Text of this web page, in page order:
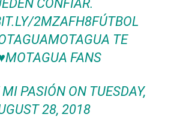
CONFIAR.
2MZAFH8FÚTBOL
TE
FANS
MI PASIÓN ON TUESDAY,
28, 2018